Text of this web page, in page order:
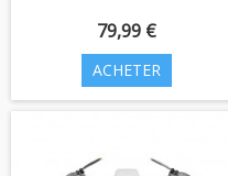
79,99 €
ACHETER